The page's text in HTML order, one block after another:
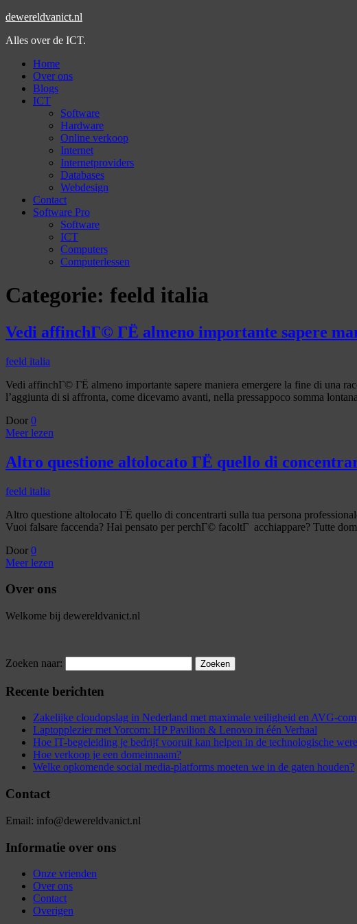
dewereldvanict.nl
Alles over de ICT.
Home
Over ons
Blogs
ICT
Software
Hardware
Online verkoop
Internet
Internetproviders
Databases
Webdesign
Contact
Software Pro
Software
ICT
Computers
Computerlessen
Categorie: feeld italia
Vedi affinchГ© ГЁ almeno importante sapere
feeld italia
Vedi affinchГ© ГЁ almeno importante sapere maniera emergere la fine di una
l’aggiunta di si affronta, come dicevamo avanti, nella pressappoco somma
Door 0
Meer lezen
Altro questione altolocato ГЁ quello di
feeld italia
Altro questione altolocato ГЁ quello di concentrarti sulla tua persona
Vuoi falsare faccenda? Hai pensato per perchГ© facoltГ acchiappare? Tutte
Door 0
Meer lezen
Over ons
Welkome bij dewereldvanict.nl
Zoeken naar:
Recente berichten
Zakelijke cloudopslag in Nederland met maximale veiligheid en AVG-
Laptopplezier met Yorcom: HP Pavilion & Lenovo in één Verhaal
Hoe IT-begeleiding je bedrijf vooruit kan helpen in de technologische
Hoe verkoop je een domeinnaam?
Welke opkomende social media-platforms moeten we in de gaten houden?
Contact
Email: info@dewereldvanict.nl
Informatie over ons
Onze vrienden
Over ons
Contact
Overigen